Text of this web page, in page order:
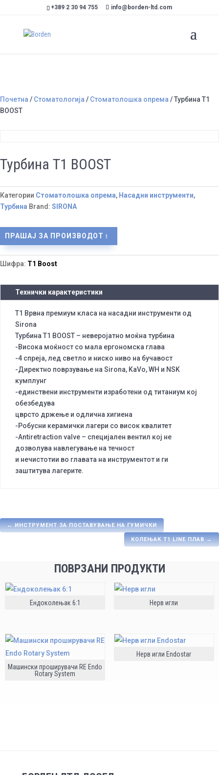
+389 2 30 94 755 info@borden-ltd.com
Почетна / Стоматологија / Стоматолошка опрема / Турбина T1
BOOST
Турбина T1 BOOST
Категории Стоматолошка опрема, Насадни инструменти,
Турбина Brand: SIRONA
ПРАШАЈ ЗА ПРОИЗВОДОТ
Шифра: T1 Boost
Технички карактеристики
Т1 Врвна премиум класа на насадни инструменти од
Sirona
Турбина T1 BOOST – неверојатно моќна турбина
-Висока моќност со мала ергономска глава
-4 спреја, лед светло и ниско ниво на бучавост
-Директно поврзување на Sirona, KaVo, WH и NSK
кумплунг
-единствени инструменти изработени од титаниум кој
обезбедува
цврсто држење и одлична хигиена
-Робусни керамички лагери со висок квалитет
-Antiretraction valve – специјален вентил кој не
дозволува навлегување на течност
и нечистотии во главата на инструментот и ги
заштитува лагерите.
←ИНСТРУМЕНТ ЗА ПОСТАВУВАЊЕ НА ГУМИЧКИ
КОЛЕЊАК Т1 LINE ПЛАВ→
ПОВРЗАНИ ПРОДУКТИ
Ендоколењак 6:1 Нерв игли
Машински проширувачи RE Endo
Rotary System
Нерв игли Endostar